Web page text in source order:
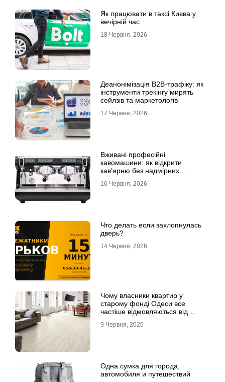
Як працювати в таксі Києва у
вечірній час
18 Червня, 2026
Деанонімізація B2B-трафіку: як
інструменти трекінгу мирять
сейлзів та маркетологів
17 Червня, 2026
Вживані професійні
кавомашини: як відкрити
кав’ярню без надмірних
16 Червня, 2026
Что делать если захлопнулась
дверь?
14 Червня, 2026
Чому власники квартир у
старому фонді Одеси все
частіше відмовляються від
9 Червня, 2026
Одна сумка для города,
автомобиля и путешествий